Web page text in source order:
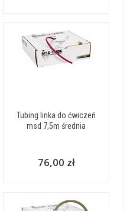
Tubing linka do ćwiczeń
msd 7,5m średnia
76,00 zł